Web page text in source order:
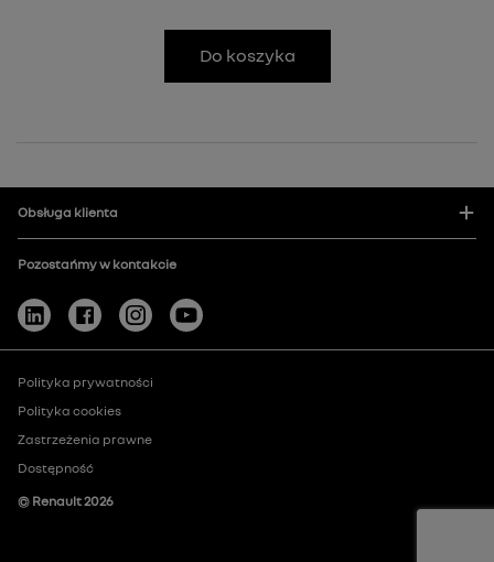
Do koszyka
Obsługa klienta
Pozostańmy w kontakcie
Polityka prywatności
Polityka cookies
Zastrzeżenia prawne
Dostępność
© Renault2026